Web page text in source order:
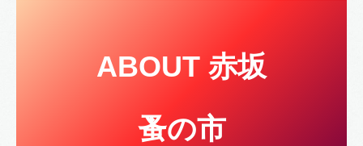
ABOUT 赤坂
蚤の市